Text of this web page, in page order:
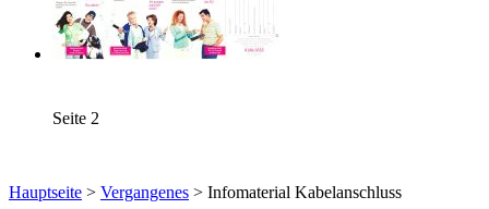
Seite 2
Hauptseite > Vergangenes > Infomaterial Kabelanschluss